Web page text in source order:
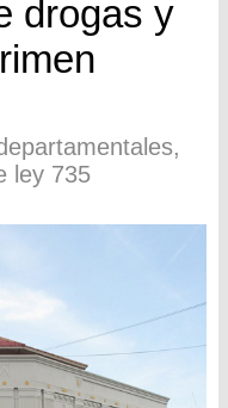
drogas y
ley 735